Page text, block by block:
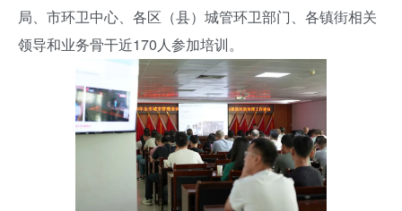
局、市环卫中心、各区（县）城管环卫部门、各镇街相关
领导和业务骨干近170人参加培训。